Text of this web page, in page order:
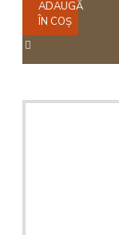
ADAUGĂ
ÎN COŞ